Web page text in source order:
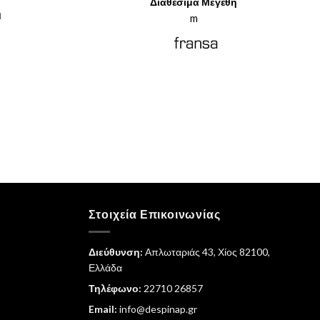
was:
€49,95.
τιμή
m
Στοιχεία Επικοινωνίας
Διεύθυνση: Απλωταριάς 43, Χίος 82100,
Ελλάδα
Τηλέφωνο: 22710 26857
Email: info@despinap.gr